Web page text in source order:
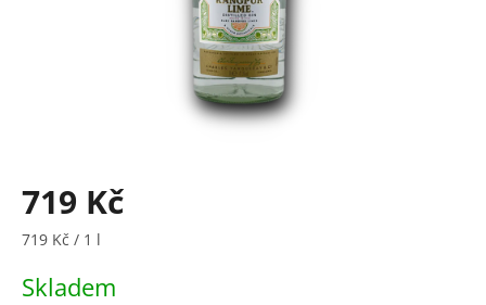
719 Kč
Měrná
719 Kč / 1 l
Skladem